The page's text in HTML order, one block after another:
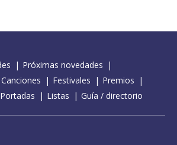
Próximas novedades
Canciones Festivales
Premios
Portadas Listas Guía / directorio